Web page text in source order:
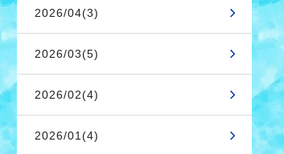
2026/04(3)
2026/03(5)
2026/02(4)
2026/01(4)